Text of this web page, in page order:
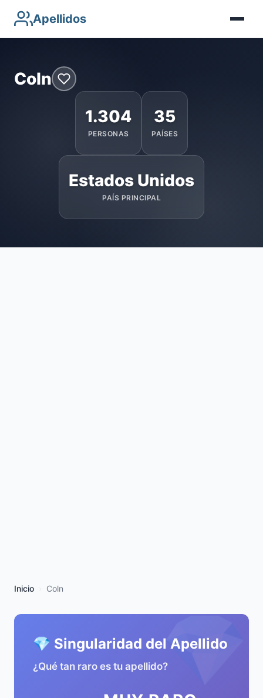
Apellidos
Coln
1.304
PERSONAS
35
PAÍSES
Estados Unidos
PAÍS PRINCIPAL
Inicio Coln
💎
💎 Singularidad del Apellido
¿Qué tan raro es tu apellido?